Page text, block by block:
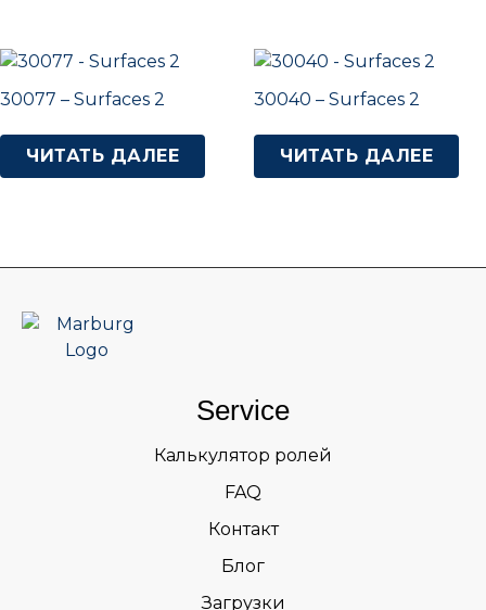
30077 – Surfaces 2
ЧИТАТЬ ДАЛЕЕ
30040 – Surfaces 2
ЧИТАТЬ ДАЛЕЕ
Service
Калькулятор ролей
FAQ
Контакт
Блог
Загрузки